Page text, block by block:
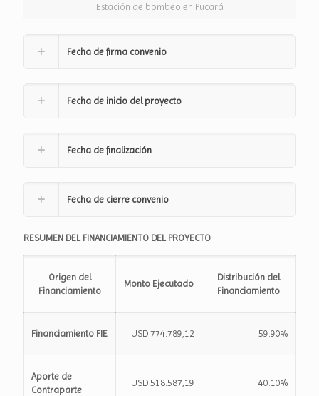
Estación de bombeo en Pucará
Fecha de firma convenio
Fecha de inicio del proyecto
Fecha de finalización
Fecha de cierre convenio
RESUMEN DEL FINANCIAMIENTO DEL PROYECTO
Origen del
Financiamiento
Monto Ejecutado
Distribución del
Financiamiento
Financiamiento FIE USD 774.789,12 59.90%
Aporte de
Contraparte
USD 518.587,19 40.10%